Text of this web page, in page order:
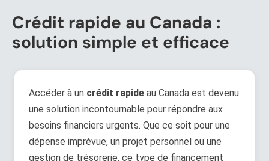
Crédit rapide au Canada :
solution simple et efficace
Accéder à un crédit rapide au Canada est devenu
une solution incontournable pour répondre aux
besoins financiers urgents. Que ce soit pour une
dépense imprévue, un projet personnel ou une
gestion de trésorerie, ce type de financement